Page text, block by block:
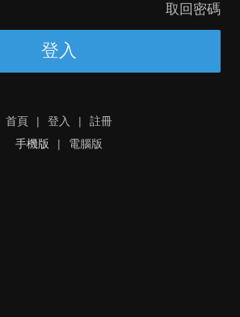
取回密碼
登入
首頁 | 登入 |
註冊
手機版
| 電腦版